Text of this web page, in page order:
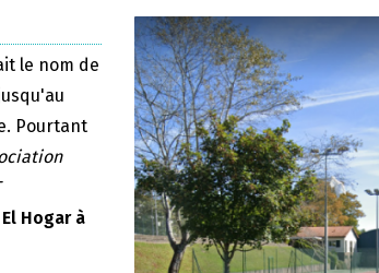
le nom de
Pourtant
Hogar à